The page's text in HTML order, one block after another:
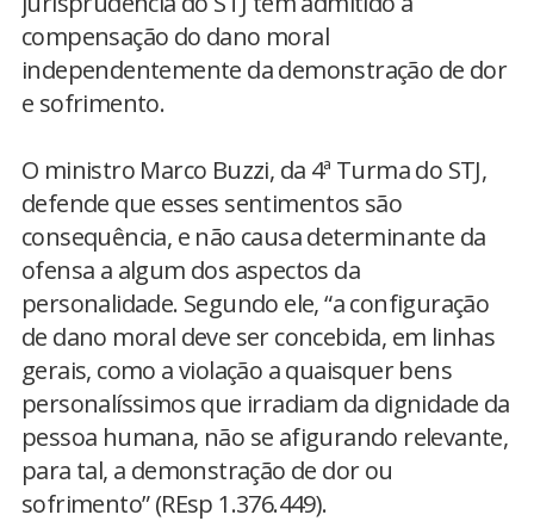
compensação do dano moral
independentemente da demonstração de dor
e sofrimento.
O ministro Marco Buzzi, da 4ª Turma do STJ,
defende que esses sentimentos são
consequência, e não causa determinante da
ofensa a algum dos aspectos da
personalidade. Segundo ele, “a configuração
de dano moral deve ser concebida, em linhas
gerais, como a violação a quaisquer bens
personalíssimos que irradiam da dignidade da
pessoa humana, não se afigurando relevante,
para tal, a demonstração de dor ou
sofrimento” (REsp 1.376.449).